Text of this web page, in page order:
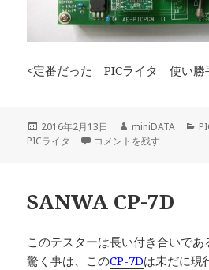
<定番だった PICライタ 使い勝
投
稿
2016年2月13日
作
成
miniDATA
カ
PICライタ
PICkit用ISCP書込アダプタ
コメントを残す
SANWA CP-7D
このテスターは長い付き合いであ
驚く事は、このCP-7Dは未だに現